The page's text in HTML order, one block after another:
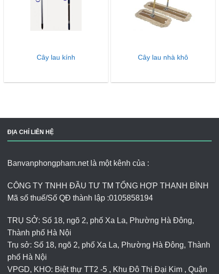
Cây lau kính Cây lau nhà khô
ĐỊA CHỈ LIÊN HỆ
Banvanphongpham.net là một kênh của :
CÔNG TY TNHH ĐẦU TƯ TM TỔNG HỢP THANH BÌNH
Mã số thuế/Số QĐ thành lập :0105858194
TRỤ SỞ: Số 18, ngõ 2, phố Xa La, Phường Hà Đông,
Thành phố Hà Nội
Trụ sở: Số 18, ngõ 2, phố Xa La, Phường Hà Đông, Thành
phố Hà Nội
VPGD, KHO: Biệt thự TT2 -5 , Khu Đô Thị Đại Kim , Quận